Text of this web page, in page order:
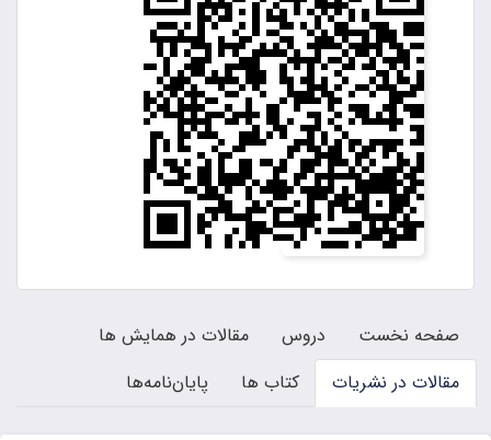
صفحه نخست دروس
مقالات در همایش ها
مقالات در نشریات
کتاب ها پایان‌نامه‌ها